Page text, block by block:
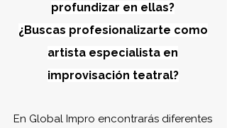
profundizar en ellas?
¿Buscas profesionalizarte como
artista especialista en
improvisación teatral?
​En Global Impro encontrarás diferentes